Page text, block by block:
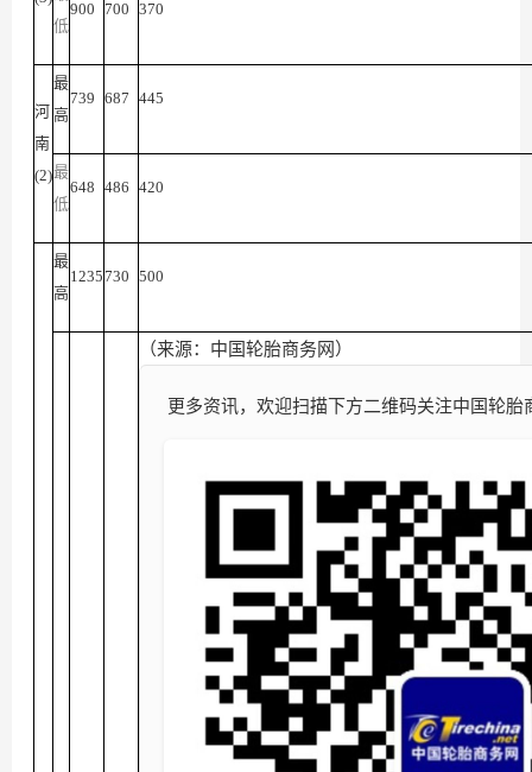
低
900 700 370
河
南
(2)
最
高
739 687 445
最
低
648 486 420
最
高
1235730 500
（来源：中国轮胎商务网）
更多资讯，欢迎扫描下方二维码关注中国轮胎